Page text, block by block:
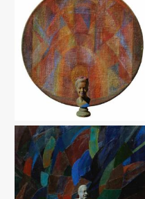
джазовом ключе»
Дамир Рузыбаев
Картон, пастель Шамот, гуашь -
1990 год
Посвящение Билли
Холидей. Из цикла
«Импровизация в джазовом
ключе»